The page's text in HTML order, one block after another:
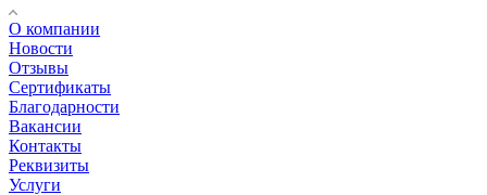
О компании
Новости
Отзывы
Сертификаты
Благодарности
Вакансии
Контакты
Реквизиты
Услуги